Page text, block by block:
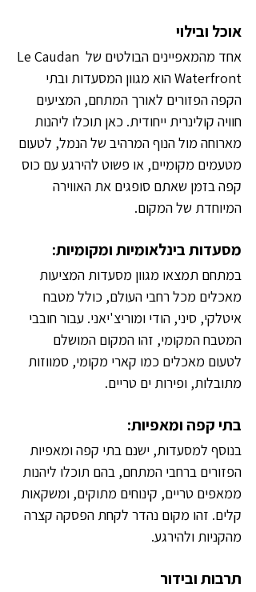
אוכל ובילוי
אחד מהמאפיינים הבולטים של Le Caudan
Waterfront הוא מגוון המסעדות ובתי
הקפה הפזורים לאורך המתחם, המציעים
חוויה קולינרית ייחודית. כאן תוכלו ליהנות
מארוחה מול הנוף המרהיב של הנמל, לטעום
מטעמים מקומיים, או פשוט להירגע עם כוס
קפה בזמן שאתם סופגים את האווירה
המיוחדת של המקום.
מסעדות בינלאומיות ומקומיות:
במתחם תמצאו מגוון מסעדות המציעות
מאכלים מכל רחבי העולם, כולל מטבח
איטלקי, סיני, הודי ומוריצ'יאני. עבור חובבי
המטבח המקומי, זהו המקום המושלם
לטעום מאכלים כמו קארי מקומי, סמווזות
מתובלות, ופירות ים טריים.
בתי קפה ומאפיות:
בנוסף למסעדות, ישנם בתי קפה ומאפיות
הפזורים ברחבי המתחם, בהם תוכלו ליהנות
ממאפים טריים, קינוחים מתוקים, ומשקאות
קלים. זהו מקום נהדר לקחת הפסקה קצרה
מהקניות ולהירגע.
תרבות ובידור